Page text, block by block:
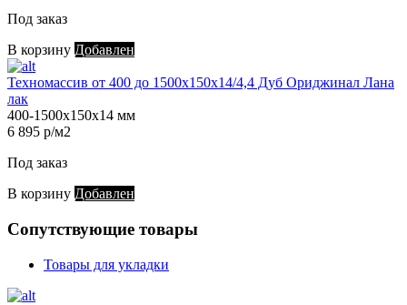
Под заказ
В корзину Добавлен
Техномассив от 400 до 1500х150х14/4,4 Дуб Ориджинал Лана
лак
400-1500х150х14 мм
6 895 р/м2
Под заказ
В корзину Добавлен
Сопутствующие товары
Товары для укладки